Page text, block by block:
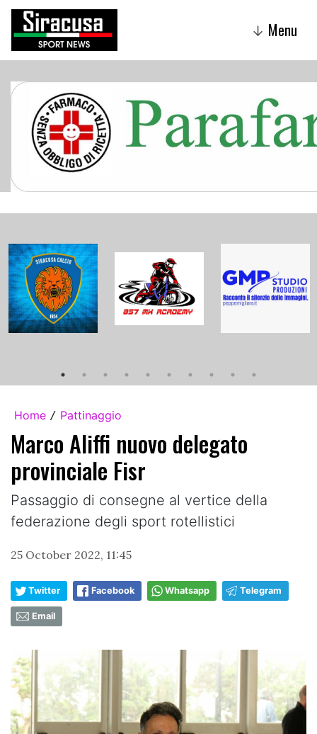
↓ Menu
Home / Pattinaggio
Marco Aliffi nuovo delegato
provinciale Fisr
Passaggio di consegne al vertice della
federazione degli sport rotellistici
25 October 2022, 11:45
Twitter Facebook Whatsapp Telegram
Email